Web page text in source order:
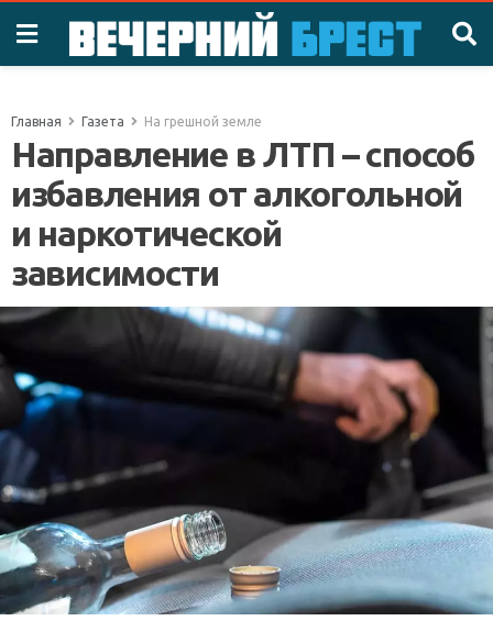
Главная Газета На грешной земле
Направление в ЛТП – способ
избавления от алкогольной
и наркотической
зависимости